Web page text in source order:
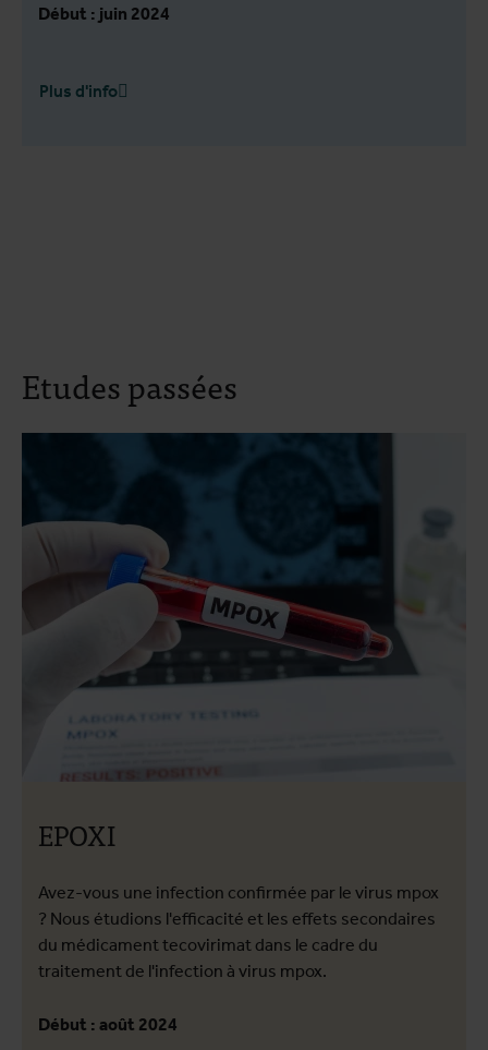
Début : juin 2024
Plus d'info
Etudes passées
EPOXI
Avez-vous une infection confirmée par le virus mpox
? Nous étudions l'efficacité et les effets secondaires
du médicament tecovirimat dans le cadre du
traitement de l'infection à virus mpox.
Début : août 2024